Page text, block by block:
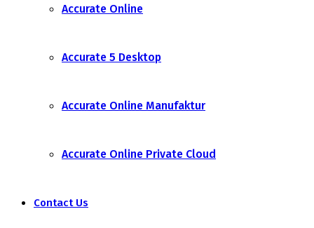
Accurate Online
Accurate 5 Desktop
Accurate Online Manufaktur
Accurate Online Private Cloud
Contact Us